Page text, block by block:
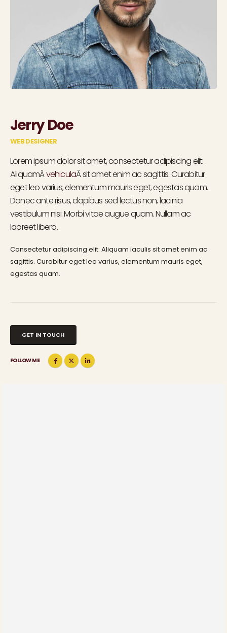
Jerry Doe
WEB DESIGNER
Lorem ipsum dolor sit amet, consectetur adipiscing elit.
AliquamÂvehiculaÂ sit amet enim ac sagittis. Curabitur
eget leo varius, elementum mauris eget, egestas quam.
Donec ante risus, dapibus sed lectus non, lacinia
vestibulum nisi. Morbi vitae augue quam. Nullam ac
laoreet libero.
Consectetur adipiscing elit. Aliquam iaculis sit amet enim ac
sagittis. Curabitur eget leo varius, elementum mauris eget,
egestas quam.
GET IN TOUCH
FOLLOW ME